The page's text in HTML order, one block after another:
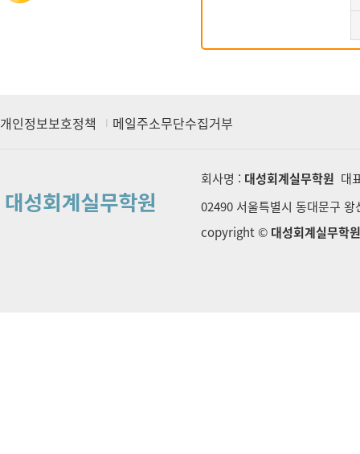
개인정보보호정책 메일주소무단수집거부
회사명 : 대성회계실무학원 대
02490 서울특별시 동대문구
copyright © 대성회계실무학원